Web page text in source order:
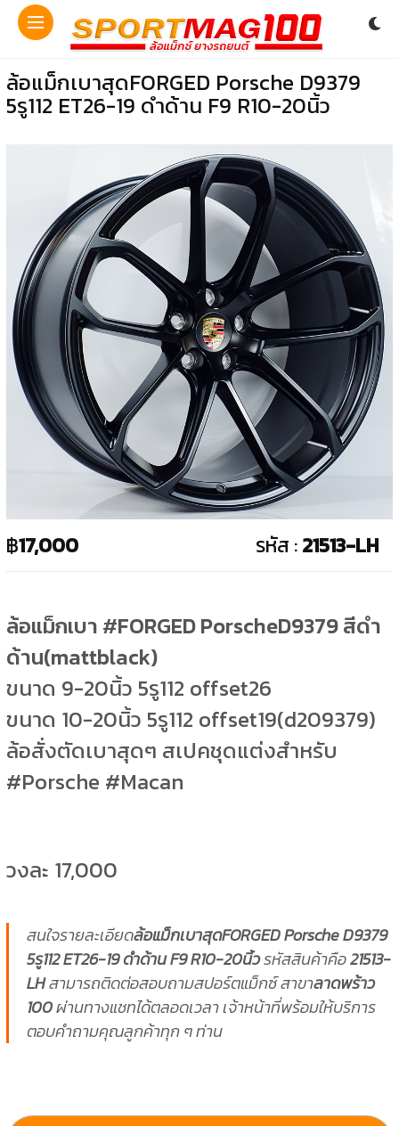
ล้อแม็กเบาสุดFORGED Porsche D9379
5รู112 ET26-19 ดำด้าน F9 R10-20นิ้ว
฿17,000 รหัส :21513-LH
ล้อแม็กเบา #FORGED PorscheD9379 สีดำ
ด้าน(mattblack)
ขนาด 9-20นิ้ว 5รู112 offset26
ขนาด 10-20นิ้ว 5รู112 offset19(d209379)
ล้อสั่งตัดเบาสุดๆ สเปคชุดแต่งสำหรับ
#Porsche #Macan
วงละ 17,000
สนใจรายละเอียดล้อแม็กเบาสุดFORGED Porsche D9379
5รู112 ET26-19 ดำด้าน F9 R10-20นิ้วรหัสสินค้าคือ21513-
LHสามารถติดต่อสอบถามสปอร์ตแม็กซ์ สาขาลาดพร้าว
100ผ่านทางแชทได้ตลอดเวลา เจ้าหน้าที่พร้อมให้บริการ
ตอบคำถามคุณลูกค้าทุก ๆ ท่าน